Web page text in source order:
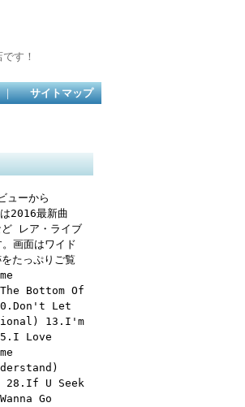
す！
サイトマップ
ューから
2016最新曲
レア・ライブ
画面はワイド
たっぷりご覧
Bottom Of
Let
13.I'm
Love
28.If U Seek
Go